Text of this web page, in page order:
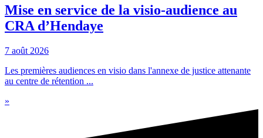
Mise en service de la visio-audience au
CRA d’Hendaye
7 août 2026
Les premières audiences en visio dans l'annexe de justice attenante
au centre de rétention ...
»